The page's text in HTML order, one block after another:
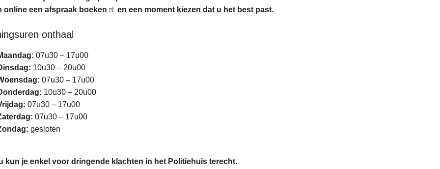
online een afspraak boeken en een moment kiezen dat u het best past.
onthaal
07u30 – 17u00
10u30 – 20u00
07u30 – 17u00
10u30 – 20u00
07u30 – 17u00
07u30 – 17u00
gesloten
kun je enkel voor dringende klachten in het Politiehuis terecht.